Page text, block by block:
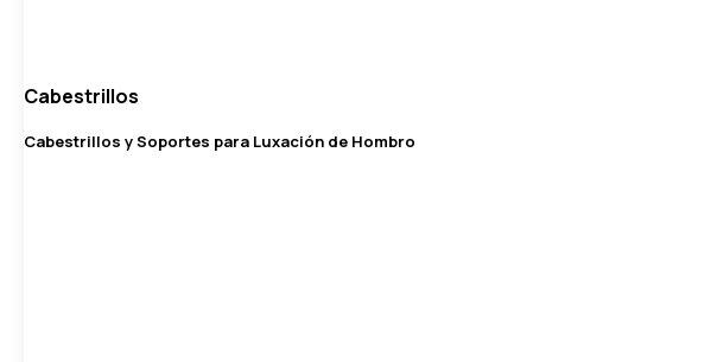
Cabestrillos
Cabestrillos y Soportes para Luxación de Hombro